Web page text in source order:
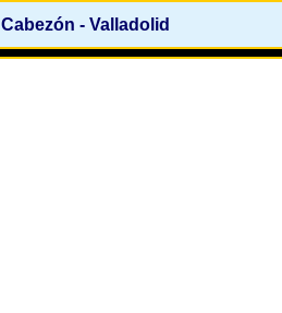
Cabezón - Valladolid